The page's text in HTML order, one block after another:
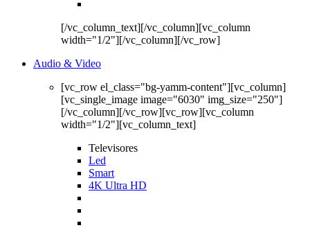
[/vc_column_text][/vc_column][vc_column
width="1/2"][/vc_column][/vc_row]
Audio & Video
[vc_row el_class="bg-yamm-content"][vc_column]
[vc_single_image image="6030" img_size="250"]
[/vc_column][/vc_row][vc_row][vc_column
width="1/2"][vc_column_text]
Televisores
Led
Smart
4K Ultra HD